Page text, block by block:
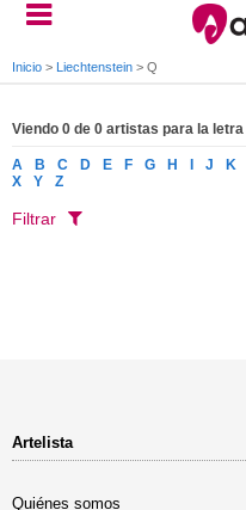
Inicio > Liechtenstein > Q
Viendo 0 de 0 artistas para la letra
A B C D E F G H J K
X
Y Z
Filtrar
Artelista
Quiénes somos